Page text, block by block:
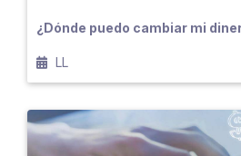
¿Dónde puedo cambiar mi
LL